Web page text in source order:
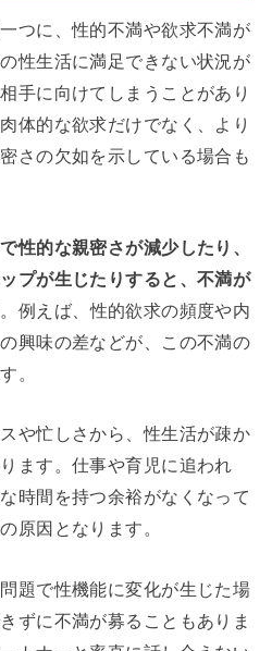
つに、性的不満や欲求不満が
性生活に満足できない状況が
手に向けてしまうことがあり
体的な欲求だけでなく、より
さの欠如を示している場合も
性的な親密さが減少したり、
プが生じたりすると、不満が
。例えば、性的欲求の頻度や内
興味の差などが、この不満の
。
や忙しさから、性生活が疎か
ます。仕事や育児に追われ
時間を持つ余裕がなくなって
原因となります。
題で性機能に変化が生じた場
ずに不満が募ることもありま